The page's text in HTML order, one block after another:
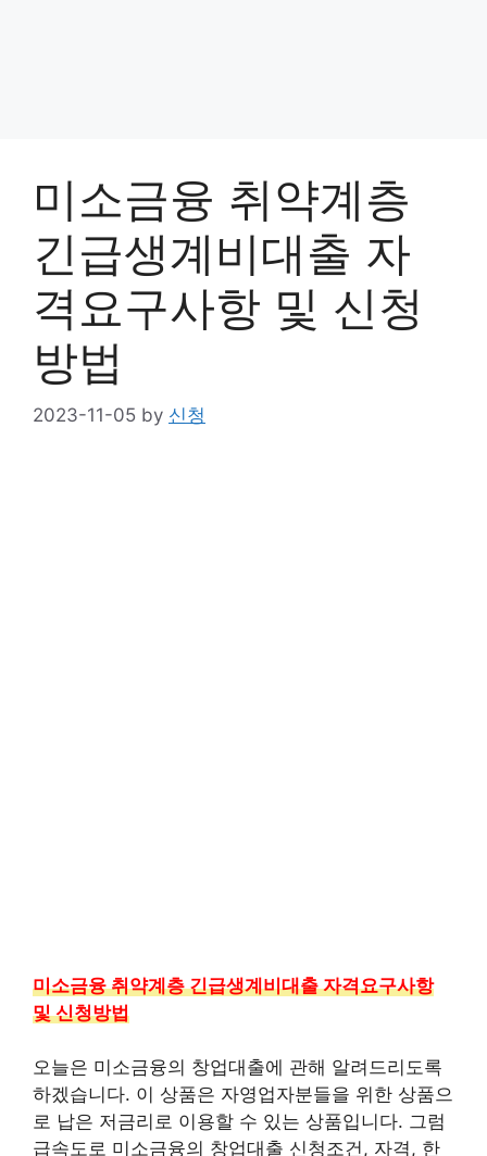
미소금융 취약계층
긴급생계비대출 자
격요구사항 및 신청
방법
2023-11-05 by 신청
미소금융 취약계층 긴급생계비대출 자격요구사항
및 신청방법
오늘은 미소금융의 창업대출에 관해 알려드리도록
하겠습니다. 이 상품은 자영업자분들을 위한 상품으
로 납은 저금리로 이용할 수 있는 상품입니다. 그럼
급속도로 미소금융의 창업대출 신청조건, 자격, 한